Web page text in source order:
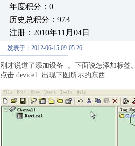
年度积分：0
历史总积分：973
注册：2010年11月04日
发表于：2012-06-15 09:05:26
刚才说道了添加设备 。下面说怎添加标签。
点击 device1 出现下图所示的东西